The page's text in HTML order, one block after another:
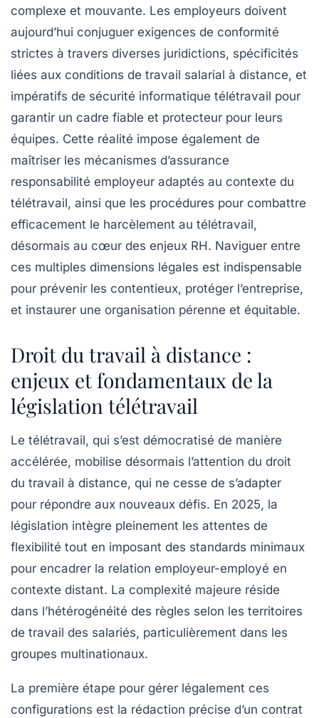
complexe et mouvante. Les employeurs doivent
aujourd’hui conjuguer exigences de conformité
strictes à travers diverses juridictions, spécificités
liées aux conditions de travail salarial à distance, et
impératifs de sécurité informatique télétravail pour
garantir un cadre fiable et protecteur pour leurs
équipes. Cette réalité impose également de
maîtriser les mécanismes d’assurance
responsabilité employeur adaptés au contexte du
télétravail, ainsi que les procédures pour combattre
efficacement le harcèlement au télétravail,
désormais au cœur des enjeux RH. Naviguer entre
ces multiples dimensions légales est indispensable
pour prévenir les contentieux, protéger l’entreprise,
et instaurer une organisation pérenne et équitable.
Droit du travail à distance :
enjeux et fondamentaux de la
législation télétravail
Le télétravail, qui s’est démocratisé de manière
accélérée, mobilise désormais l’attention du droit
du travail à distance, qui ne cesse de s’adapter
pour répondre aux nouveaux défis. En 2025, la
législation intègre pleinement les attentes de
flexibilité tout en imposant des standards minimaux
pour encadrer la relation employeur-employé en
contexte distant. La complexité majeure réside
dans l’hétérogénéité des règles selon les territoires
de travail des salariés, particulièrement dans les
groupes multinationaux.
La première étape pour gérer légalement ces
configurations est la rédaction précise d’un contrat